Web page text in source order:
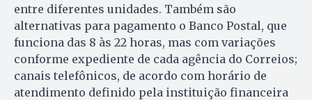
entre diferentes unidades. Também são
alternativas para pagamento o Banco Postal, que
funciona das 8 às 22 horas, mas com variações
conforme expediente de cada agência do Correios;
canais telefônicos, de acordo com horário de
atendimento definido pela instituição financeira